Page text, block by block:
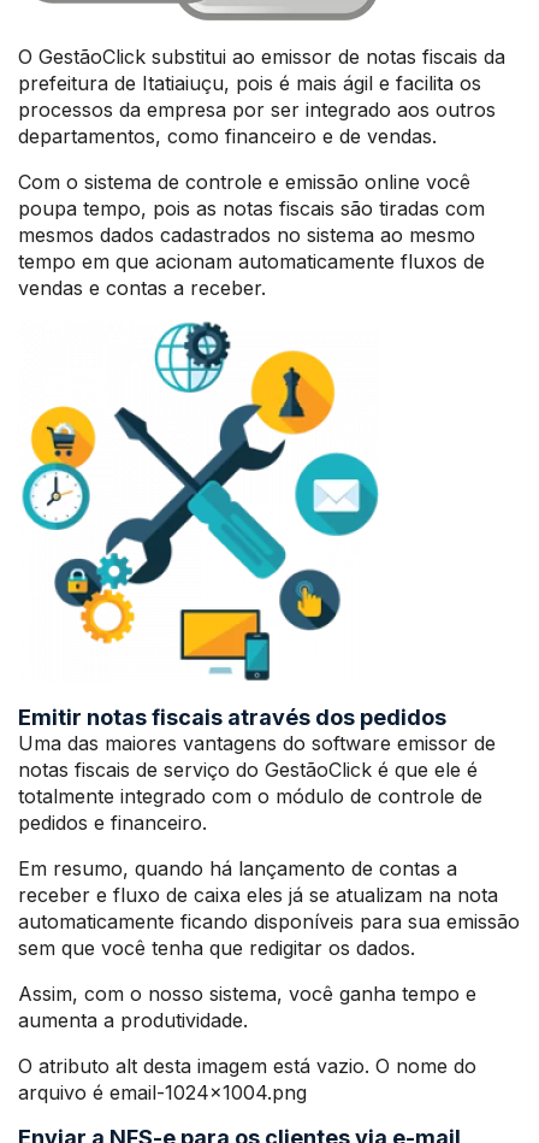
O GestãoClick substitui ao emissor de notas fiscais da
prefeitura de Itatiaiuçu, pois é mais ágil e facilita os
processos da empresa por ser integrado aos outros
departamentos, como financeiro e de vendas.
Com o sistema de controle e emissão online você
poupa tempo, pois as notas fiscais são tiradas com
mesmos dados cadastrados no sistema ao mesmo
tempo em que acionam automaticamente fluxos de
vendas e contas a receber.
Emitir notas fiscais através dos pedidos
Uma das maiores vantagens do software emissor de
notas fiscais de serviço do GestãoClick é que ele é
totalmente integrado com o módulo de controle de
pedidos e financeiro.
Em resumo, quando há lançamento de contas a
receber e fluxo de caixa eles já se atualizam na nota
automaticamente ficando disponíveis para sua emissão
sem que você tenha que redigitar os dados.
Assim, com o nosso sistema, você ganha tempo e
aumenta a produtividade.
O atributo alt desta imagem está vazio. O nome do
arquivo é email-1024×1004.png
Enviar a NFS-e para os clientes via e-mail